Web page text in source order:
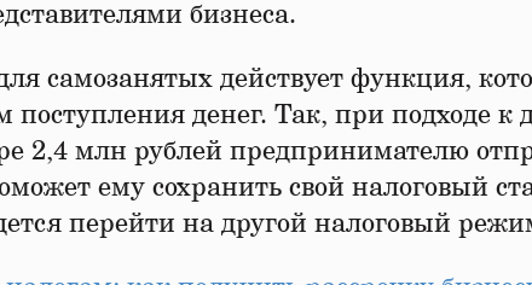
бизнеса.
самозанятых действует функция,
поступления денег. Так, при подходе
2,4 млн рублей предпринимателю
ему сохранить свой налоговый
перейти на другой налоговый